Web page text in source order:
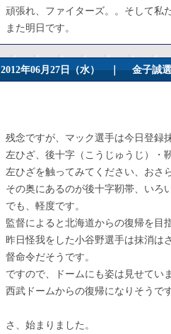
頑張れ、ファイターズ。。そして私
また明日です。
2012年06月27日（水） ｜金子誠
残念ですが、マック選手は今日登録
左ひざ、後十字（こうじゅうじ）・
左ひざを触ってみてください、おさ
その奥にあるのが後十字靭帯、いろ
でも、軽度です。
監督によると北海道からの復帰を目
昨日怪我をした小谷野選手は抹消は
督命令だそうです。
ですので、ドームにも姿は見せてい
西武ドームからの復帰になりそうで
さ、始まりました。